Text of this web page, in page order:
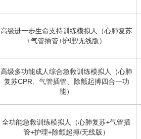
高级进一步生命支持训练模拟人（心肺复苏
+气管插管+护理/无线版）
高级多功能成人综合急救训练模拟人（心肺
复苏CPR、气管插管、除颤起搏四合一功
能）
全功能急救训练模拟人（心肺复苏+气管插
管+护理+除颤起搏/无线版）